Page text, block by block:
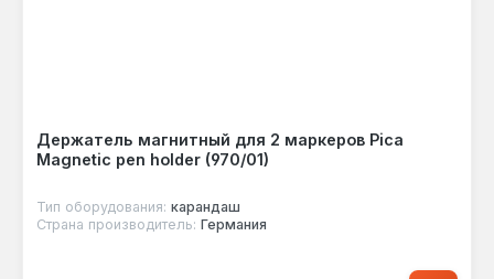
Держатель магнитный для 2 маркеров Pica
Magnetic pen holder (970/01)
Тип оборудования: карандаш
Страна производитель: Германия